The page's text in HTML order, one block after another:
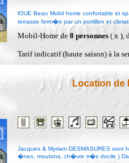
lOUE Beau Mobil home confortable et
terrasse ferm�e par un portillon et
Mobil-Home de 8 personnes ( x ),
Tarif indicatif (haute saison) à la
Location de
Jacques & Myriam DESMASURES sont
�nes, moutons, ch�vre tr�s docile )